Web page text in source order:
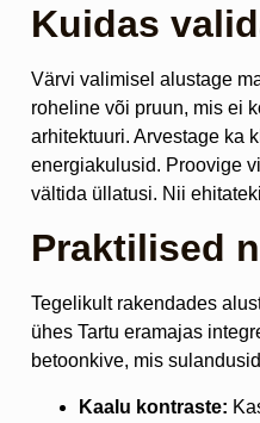
Kuidas
Värvi valimisel alustage
roheline või pruun, mis ei
arhitektuuri. Arvestage ka
energiakulusid. Proovige
vältida üllatusi. Nii
Praktilised
Tegelikult rakendades
ühes Tartu eramajas
betoonkive, mis
Kaalu kontraste: